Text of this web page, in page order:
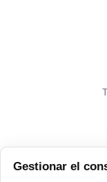
Gestionar el